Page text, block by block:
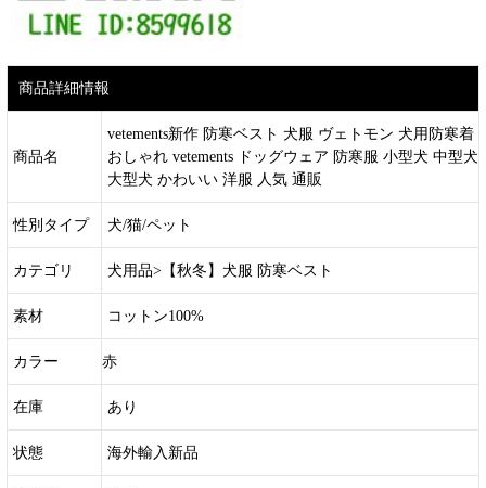
商品詳細情報
商品名
vetements新作 防寒ベスト 犬服 ヴェトモン 犬用防寒着
おしゃれ vetements ドッグウェア 防寒服 小型犬 中型犬
大型犬 かわいい 洋服 人気 通販
性別タイプ 犬/猫/ペット
カテゴリ 犬用品>【秋冬】犬服 防寒ベスト
素材 コットン100%
カラー 赤
在庫 あり
状態 海外輸入新品